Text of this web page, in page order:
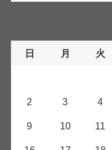
日 月 火
2 3 4
9 10 11